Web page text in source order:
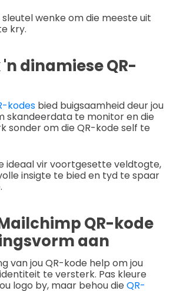
sleutel wenke om die meeste uit
kry.
dinamiese QR-
kodes bied buigsaamheid deur jou
skandeerdata te monitor en die
sonder om die QR-kode self te
ideaal vir voortgesette veldtogte,
insigte te bied en tyd te spaar
QR-kode
aan
van jou QR-kode help om jou
te versterk. Pas kleure
logo by, maar behou die QR-